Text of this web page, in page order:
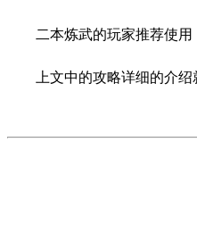
二本炼武的玩家推荐使用
上文中的攻略详细的介